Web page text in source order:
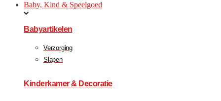
Baby, Kind & Speelgoed
Babyartikelen
Verzorging
Slapen
Kinderkamer & Decoratie